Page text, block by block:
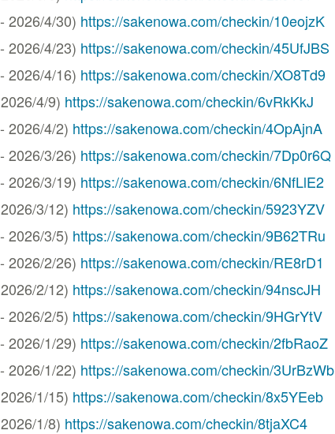
2026/4/30) https://sakenowa.com/checkin/10eojzK
2026/4/23) https://sakenowa.com/checkin/45UfJBS
2026/4/16) https://sakenowa.com/checkin/XO8Td9
4/9) https://sakenowa.com/checkin/6vRkKkJ
2026/4/2) https://sakenowa.com/checkin/4OpAjnA
2026/3/26) https://sakenowa.com/checkin/7Dp0r6Q
2026/3/19) https://sakenowa.com/checkin/6NfLlE2
3/12) https://sakenowa.com/checkin/5923YZV
2026/3/5) https://sakenowa.com/checkin/9B62TRu
2026/2/26) https://sakenowa.com/checkin/RE8rD1
2/12) https://sakenowa.com/checkin/94nscJH
2026/2/5) https://sakenowa.com/checkin/9HGrYtV
2026/1/29) https://sakenowa.com/checkin/2fbRaoZ
2026/1/22) https://sakenowa.com/checkin/3UrBzWb
1/15) https://sakenowa.com/checkin/8x5YEeb
1/8) https://sakenowa.com/checkin/8tjaXC4